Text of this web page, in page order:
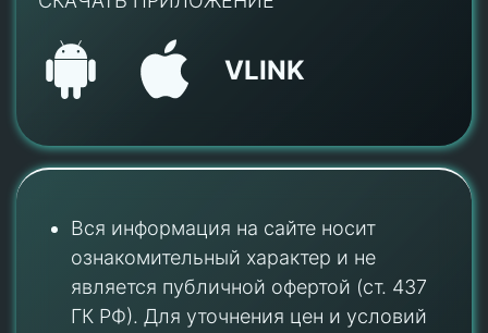
VLINK
Вся информация на сайте носит
ознакомительный характер и не
является публичной офертой (ст. 437
ГК РФ). Для уточнения цен и условий